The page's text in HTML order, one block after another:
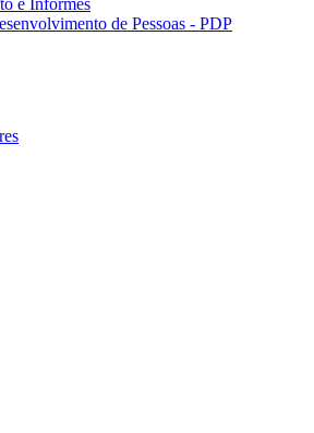
e Informes
de Pessoas - PDP